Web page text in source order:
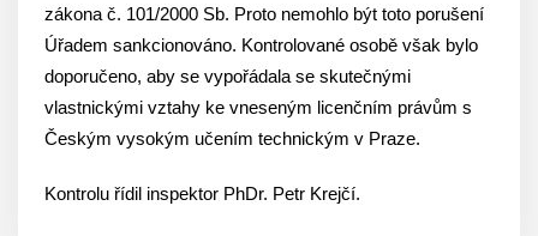
zákona č. 101/2000 Sb. Proto nemohlo být toto porušení
Úřadem sankcionováno. Kontrolované osobě však bylo
doporučeno, aby se vypořádala se skutečnými
vlastnickými vztahy ke vneseným licenčním právům s
Českým vysokým učením technickým v Praze.
Kontrolu řídil inspektor PhDr. Petr Krejčí.